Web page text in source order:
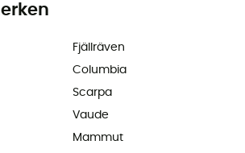
Fjällräven
Columbia
Scarpa
Vaude
Mammut